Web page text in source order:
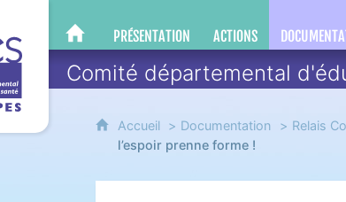
Comité départemental
CODES 05
PRÉSENTATION ACTIONS
Accueil Documentation Relais
l’espoir prenne forme !